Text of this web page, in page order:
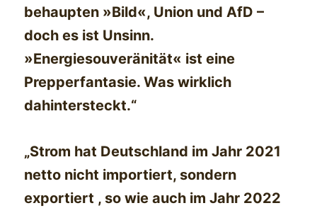
behaupten »Bild«, Union und AfD –
doch es ist Unsinn.
»Energiesouveränität« ist eine
Prepperfantasie. Was wirklich
dahintersteckt.“
„Strom hat Deutschland im Jahr 2021
netto nicht importiert, sondern
exportiert , so wie auch im Jahr 2022